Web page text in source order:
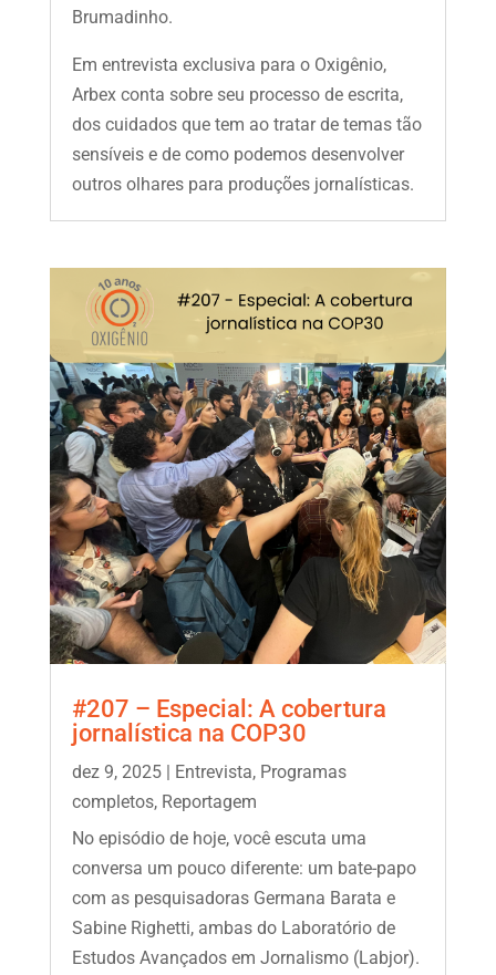
Brumadinho.
Em entrevista exclusiva para o Oxigênio,
Arbex conta sobre seu processo de escrita,
dos cuidados que tem ao tratar de temas tão
sensíveis e de como podemos desenvolver
outros olhares para produções jornalísticas.
#207 – Especial: A cobertura
jornalística na COP30
dez 9, 2025| Entrevista, Programas
completos, Reportagem
No episódio de hoje, você escuta uma
conversa um pouco diferente: um bate-papo
com as pesquisadoras Germana Barata e
Sabine Righetti, ambas do Laboratório de
Estudos Avançados em Jornalismo (Labjor).